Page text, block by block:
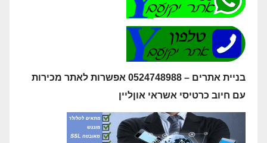
בניית אתרים – 0524748988 אפשרות לאתר מכירות
עם חיוב כרטיסי אשראי אוןליין